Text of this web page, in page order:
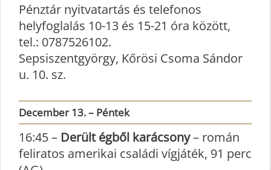
Pénztár nyitvatartás és telefonos
helyfoglalás 10-13 és 15-21 óra között,
tel.: 0787526102.
Sepsiszentgyörgy, Kőrösi Csoma Sándor
u. 10. sz.
December 13. – Péntek
16:45 – Derült égből karácsony– román
feliratos amerikai családi vígjáték, 91 perc